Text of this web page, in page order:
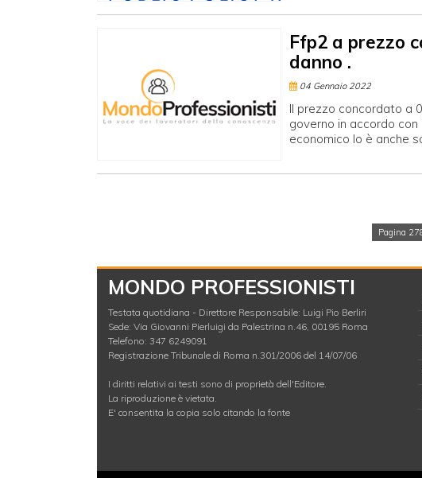
Ffp2 a prezzo
danno .
04 Gennaio 2022
Il prezzo concordato a
governo in accordo
economico lo è anche
Pagina
MONDO PROFESSIONISTI
Testata quotidiana - Direttore Responsabile: Luigi Pio Berliri
Sede: Via Giovanni Pierluigi da Palestrina n.46, 00195 Roma
Telefono: 347 6249091
Registrazione Tribunale di Roma n.301/2006 del 14/07/06
I diritti relativi ai testi sono di proprietà dell'Editore.
La riproduzione è vietata.
E' consentita la copia solo citando la fonte